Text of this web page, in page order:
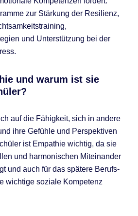
zur Stärkung der Resilienz,
und Unterstützung bei der
und warum ist sie
auf die Fähigkeit, sich in andere
ihre Gefühle und Perspektiven
ist Empathie wichtig, da sie
und harmonischen Miteinander
und auch für das spätere Berufs-
wichtige soziale Kompetenz